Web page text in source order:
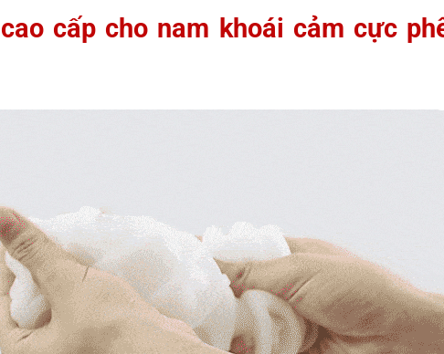
cấp cho nam khoái cảm cực